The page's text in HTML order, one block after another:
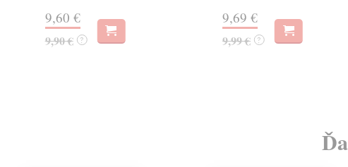
9,60 €
9,90 € ?
9,69 €
9,99 € ?